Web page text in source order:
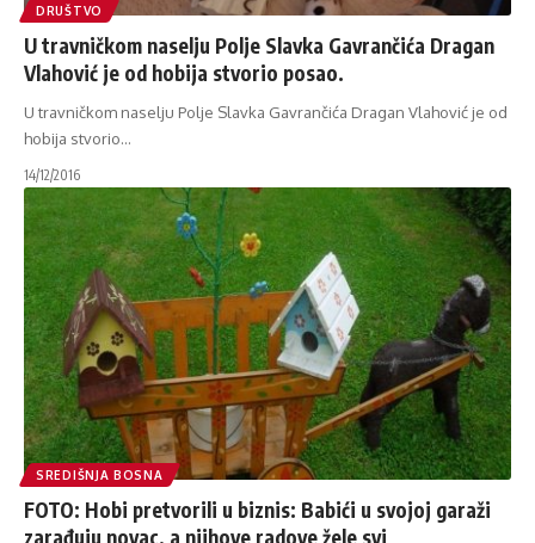
DRUŠTVO
U travničkom naselju Polje Slavka Gavrančića Dragan
Vlahović je od hobija stvorio posao.
U travničkom naselju Polje Slavka Gavrančića Dragan Vlahović je od
hobija stvorio…
14/12/2016
SREDIŠNJA BOSNA
FOTO: Hobi pretvorili u biznis: Babići u svojoj garaži
zarađuju novac, a njihove radove žele svi